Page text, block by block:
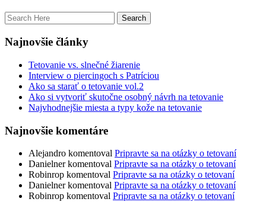
Najnovšie články
Tetovanie vs. slnečné žiarenie
Interview o piercingoch s Patríciou
Ako sa starať o tetovanie vol.2
Ako si vytvoriť skutočne osobný návrh na tetovanie
Najvhodnejšie miesta a typy kože na tetovanie
Najnovšie komentáre
Alejandro komentoval Pripravte sa na otázky o tetovaní
Danielnerkomentoval Pripravte sa na otázky o tetovaní
Robinrop komentoval Pripravte sa na otázky o tetovaní
Danielnerkomentoval Pripravte sa na otázky o tetovaní
Robinrop komentoval Pripravte sa na otázky o tetovaní